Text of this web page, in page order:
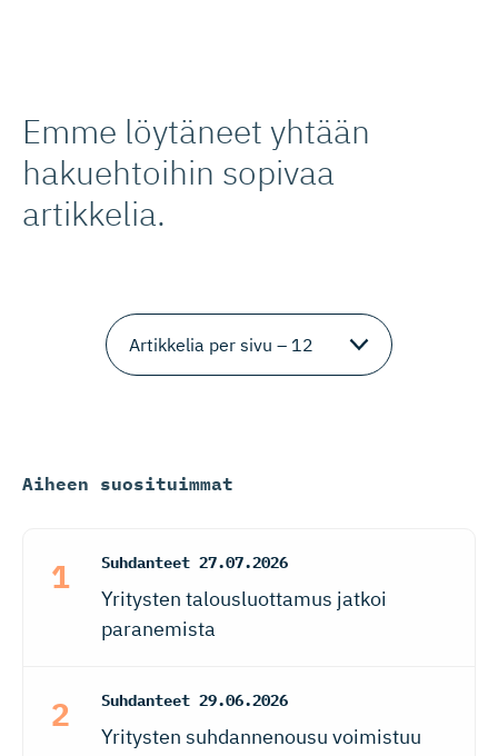
Emme löytäneet yhtään
hakuehtoihin sopivaa
artikkelia.
Aiheen suosituimmat
Suhdanteet 27.07.2026
Yritysten talousluottamus jatkoi
paranemista
Suhdanteet 29.06.2026
Yritysten suhdannenousu voimistuu